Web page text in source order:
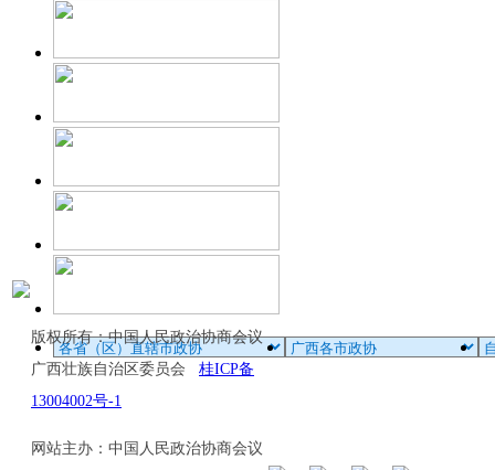
版权所有：中国人民政治协商会议
广西壮族自治区委员会 桂ICP备
13004002号-1
网站主办：中国人民政治协商会议